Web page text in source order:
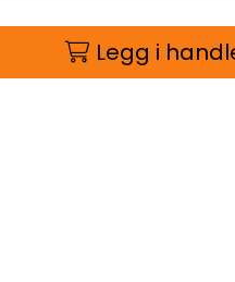
Legg i